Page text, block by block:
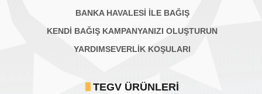
BANKA HAVALESİ İLE BAĞIŞ
KENDİ BAĞIŞ KAMPANYANIZI OLUŞTURUN
YARDIMSEVERLİK KOŞULARI
TEGV ÜRÜNLERI